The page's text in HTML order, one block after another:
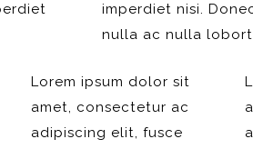
imperdiet nisi.
nulla ac nulla
Lorem ipsum dolor sit
amet, consectetur ac
adipiscing elit, fusce